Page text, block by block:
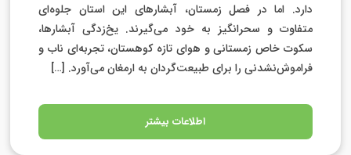
دارد. اما در فصل زمستان، آبشارهای این استان جلوه‌ای
متفاوت و سحرانگیز به خود می‌گیرند. یخ‌زدگی آبشارها،
سکوت خاص زمستانی و هوای تازه کوهستان، تجربه‌ای ناب و
فراموش‌نشدنی را برای طبیعت‌گردان به ارمغان می‌آورد. […]
اطلاعات بیشتر